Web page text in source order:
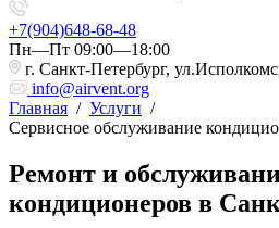
+7(904)648-68-48
Пн—Пт 09:00—18:00
г. Санкт-Петербург,
info@airvent.org
Главная / Услуги /
Сервисное обслуживание
Ремонт и
кондиционеров в